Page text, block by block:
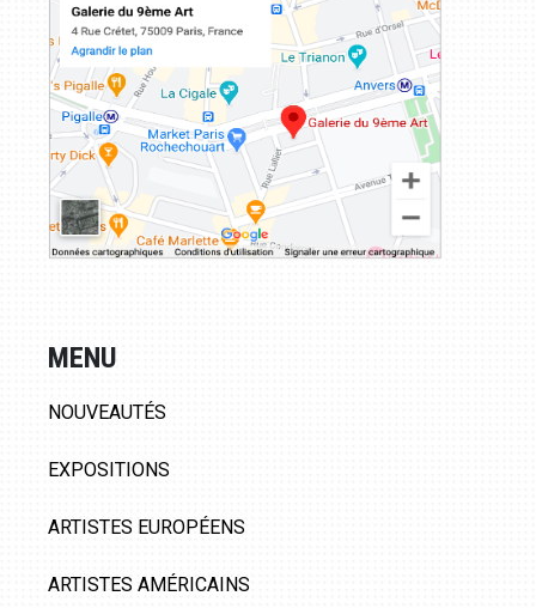
MENU
NOUVEAUTÉS
EXPOSITIONS
ARTISTES EUROPÉENS
ARTISTES AMÉRICAINS